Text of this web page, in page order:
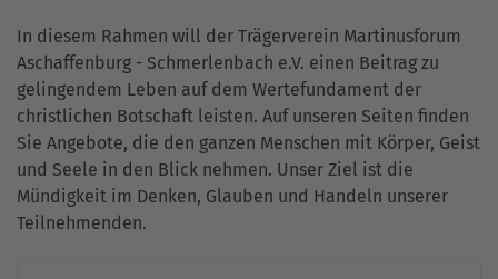
In diesem Rahmen will der Trägerverein Martinusforum
Aschaffenburg - Schmerlenbach e.V. einen Beitrag zu
gelingendem Leben auf dem Wertefundament der
christlichen Botschaft leisten. Auf unseren Seiten finden
Sie Angebote, die den ganzen Menschen mit Körper, Geist
und Seele in den Blick nehmen. Unser Ziel ist die
Mündigkeit im Denken, Glauben und Handeln unserer
Teilnehmenden.